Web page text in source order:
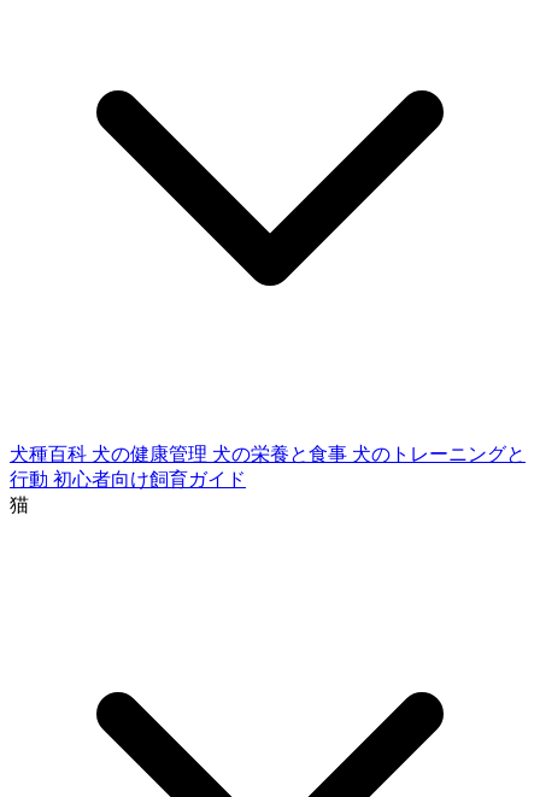
犬種百科 犬の健康管理 犬の栄養と食事 犬のトレーニングと
行動 初心者向け飼育ガイド
猫